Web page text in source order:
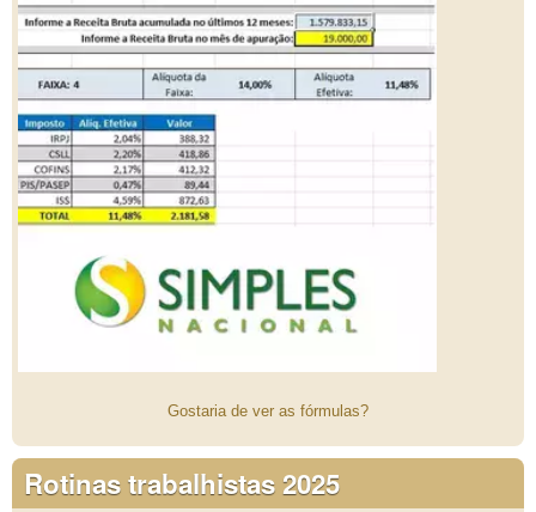
Gostaria de ver as fórmulas?
Rotinas trabalhistas 2025